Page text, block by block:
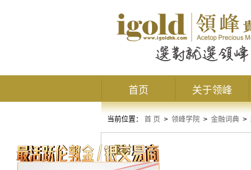
首页 关于领峰
当前位置： 首 页 > 领峰学院 > 金融词典 >
理财